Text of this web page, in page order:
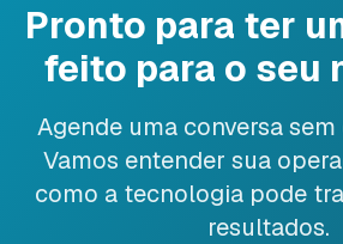
Pronto para ter
feito para o seu
Agende uma conversa
Vamos entender sua
como a tecnologia pode
resultados.